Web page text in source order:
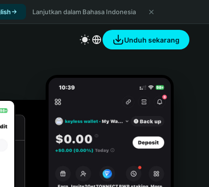
Lanjutkan dalam Bahasa Indonesia
Unduh sekarang